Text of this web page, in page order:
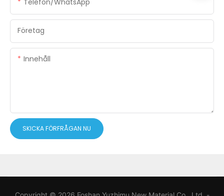
Telefon/WhatsApp
Företag
Innehåll
SKICKA FÖRFRÅGAN NU